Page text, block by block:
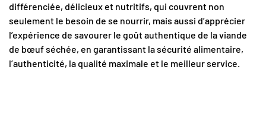
différenciée, délicieux et nutritifs, qui couvrent non
seulement le besoin de se nourrir, mais aussi d’apprécier
l’expérience de savourer le goût authentique de la viande
de bœuf séchée, en garantissant la sécurité alimentaire,
l’authenticité, la qualité maximale et le meilleur service.